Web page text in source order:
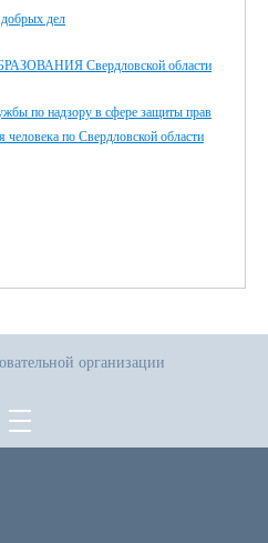
дел
Свердловской области
по надзору в сфере защиты прав
человека по Свердловской области
организации